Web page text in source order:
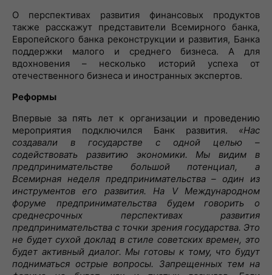
О перспективах развития финансовых продуктов
также расскажут представители Всемирного банка,
Европейского банка реконструкции и развития, Банка
поддержки малого и среднего бизнеса. А для
вдохновения – несколько историй успеха от
отечественного бизнеса и иностранных экспертов.
Реформы
Впервые за пять лет к организации и проведению
мероприятия подключился Банк развития. «Нас
создавали в государстве с одной целью –
содействовать развитию экономики. Мы видим в
предпринимательстве большой потенциал, а
Всемирная неделя предпринимательства – один из
инструментов его развития. На V Международном
форуме предпринимательства будем говорить о
среднесрочных перспективах развития
предпринимательства с точки зрения государства. Это
не будет сухой доклад в стиле советских времен, это
будет активный диалог. Мы готовы к тому, что будут
подниматься острые вопросы. Запрещенных тем на